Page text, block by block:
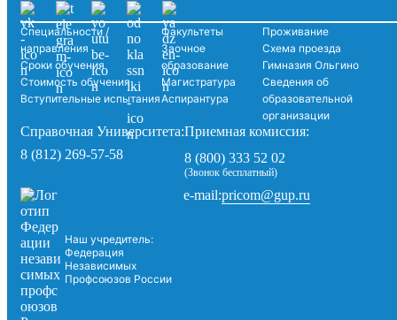
Специальности /
направления
Сроки обучения
Стоимость обучения
Вступительные испытания
Факультеты
Заочное
образование
Магистратура
Аспирантура
Проживание
Схема проезда
Гимназия Ольгино
Сведения об
образовательной
организации
Справочная Университета:
8 (812) 269-57-58
Приемная комиссия:
8 (800) 333 52 02
(Звонок бесплатный)
Наш учредитель:
Федерация
Независимых
Профсоюзов России
e-mail:pricom@gup.ru